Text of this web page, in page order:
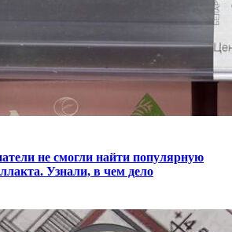
не смогли найти популярную
Узнали, в чем дело